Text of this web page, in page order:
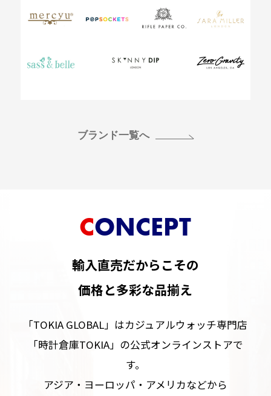
ブランド一覧へ
CONCEPT
輸入直売だからこその
価格と多彩な品揃え
「TOKIA GLOBAL」はカジュアルウォッチ専門店
「時計倉庫TOKIA」の公式オンラインストアで
す。
アジア・ヨーロッパ・アメリカなどから